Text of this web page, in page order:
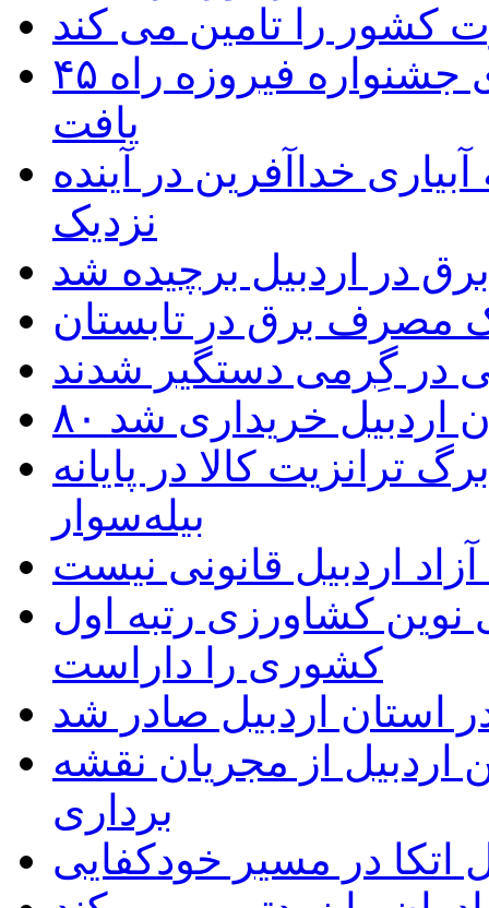
۴۵ اثر هنرمندان اردبیلی به غربالگری جشنواره فیروزه راه
یافت
خداآفرین در آینده
نزدیک
مصرف برق در تابستان
در گِرمی دستگیر شدند
اردبیل خریداری شد
کالا در پایانه
بیله‌سوار
اردبیل قانونی نیست
نوین کشاورزی رتبه اول
کشوری را داراست
استان اردبیل صادر شد
از مجریان نقشه
برداری
در مسیر خودکفایی